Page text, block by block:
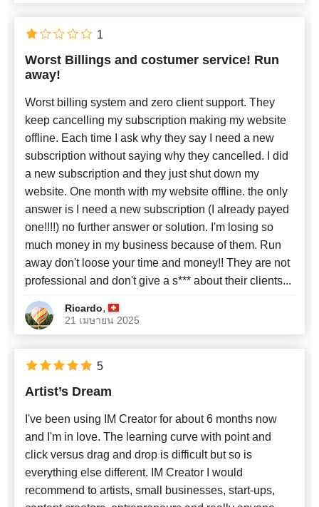
Worst Billings and costumer service! Run
away!
Worst billing system and zero client support. They
keep cancelling my subscription making my website
offline. Each time I ask why they say I need a new
subscription without saying why they cancelled. I did
a new subscription and they just shut down my
website. One month with my website offline. the only
answer is I need a new subscription (I already payed
one!!!!) no further answer or solution. I'm losing so
much money in my business because of them. Run
away don't loose your time and money!! They are not
professional and don't give a s*** about their clients...
Ricardo,
21 เมษายน 2025
1
Artist’s Dream
I've been using IM Creator for about 6 months now
and I'm in love. The learning curve with point and
click versus drag and drop is difficult but so is
everything else different. IM Creator I would
recommend to artists, small businesses, start-ups,
5